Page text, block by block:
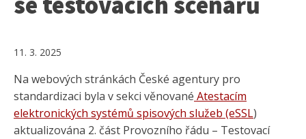
11. 3. 2025
Na webových stránkách České agentury pro
standardizaci byla v sekci věnované Atestacím
elektronických systémů spisových služeb (eSSL)
aktualizována 2. část Provozního řádu – Testovací